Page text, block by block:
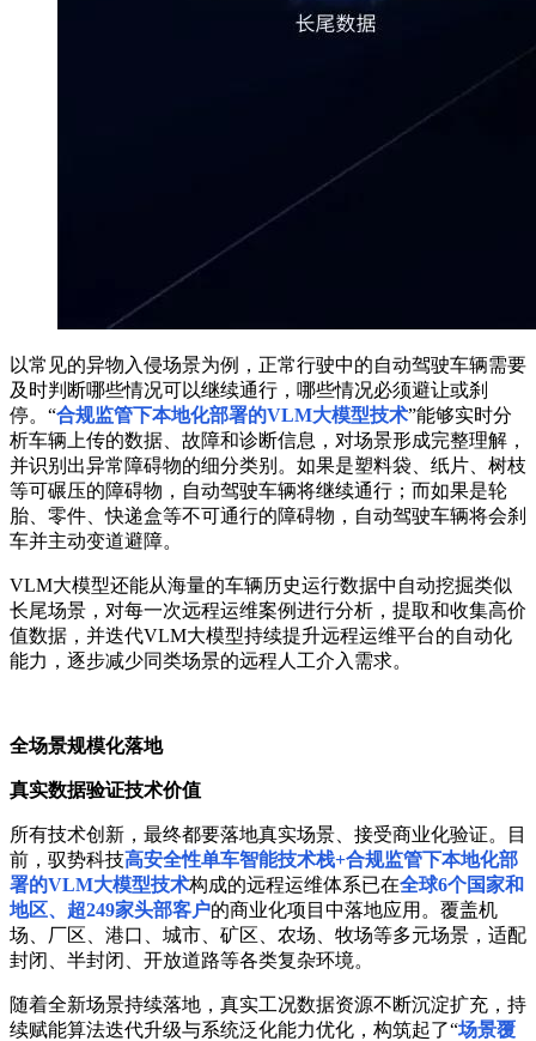
以常见的异物入侵场景为例，正常行驶中的自动驾驶车辆需要
及时判断哪些情况可以继续通行，哪些情况必须避让或刹
停。“合规监管下本地化部署的VLM大模型技术”能够实时分
析车辆上传的数据、故障和诊断信息，对场景形成完整理解，
并识别出异常障碍物的细分类别。如果是塑料袋、纸片、树枝
等可碾压的障碍物，自动驾驶车辆将继续通行；而如果是轮
胎、零件、快递盒等不可通行的障碍物，自动驾驶车辆将会刹
车并主动变道避障。
VLM大模型还能从海量的车辆历史运行数据中自动挖掘类似
长尾场景，对每一次远程运维案例进行分析，提取和收集高价
值数据，并迭代VLM大模型持续提升远程运维平台的自动化
能力，逐步减少同类场景的远程人工介入需求。
全场景规模化落地
真实数据验证技术价值
所有技术创新，最终都要落地真实场景、接受商业化验证。目
前，驭势科技高安全性单车智能技术栈+合规监管下本地化部
署的VLM大模型技术构成的远程运维体系已在全球6个国家和
地区、超249家头部客户的商业化项目中落地应用。覆盖机
场、厂区、港口、城市、矿区、农场、牧场等多元场景，适配
封闭、半封闭、开放道路等各类复杂环境。
随着全新场景持续落地，真实工况数据资源不断沉淀扩充，持
续赋能算法迭代升级与系统泛化能力优化，构筑起了“场景覆